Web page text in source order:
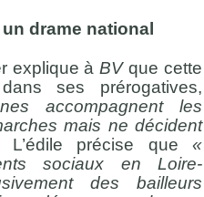
drame national
explique àBVque cette
ses prérogatives,
accompagnent les
mais ne décident
L’édile précise que«
sociaux en Loire-
des bailleurs